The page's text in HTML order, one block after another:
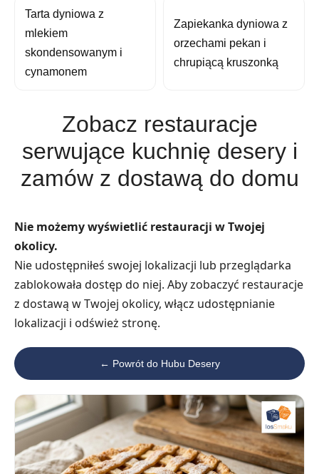
Tarta dyniowa z
mlekiem
skondensowanym i
cynamonem
Zapiekanka dyniowa z
orzechami pekan i
chrupiącą kruszonką
Zobacz restauracje
serwujące kuchnię desery i
zamów z dostawą do domu
Nie możemy wyświetlić restauracji w Twojej
okolicy.
Nie udostępniłeś swojej lokalizacji lub przeglądarka
zablokowała dostęp do niej. Aby zobaczyć restauracje
z dostawą w Twojej okolicy, włącz udostępnianie
lokalizacji i odśwież stronę.
← Powrót do Hubu Desery